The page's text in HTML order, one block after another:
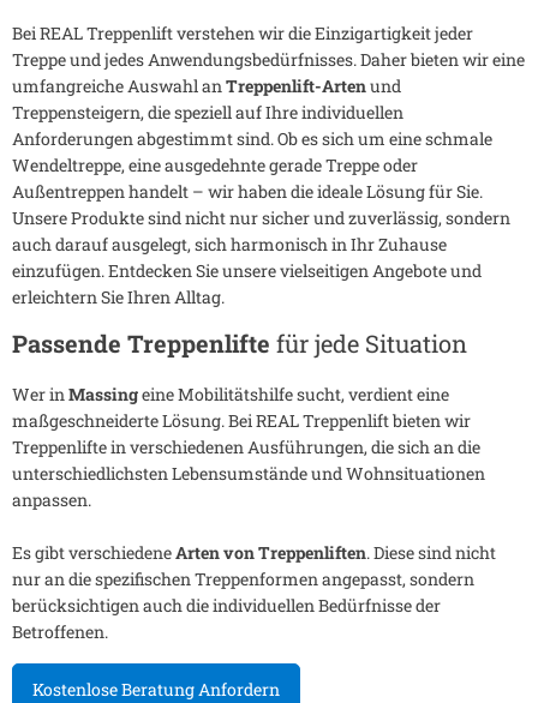
Bei REAL Treppenlift verstehen wir die Einzigartigkeit jeder
Treppe und jedes Anwendungsbedürfnisses. Daher bieten wir eine
umfangreiche Auswahl anTreppenlift-Artenund
Treppensteigern, die speziell auf Ihre individuellen
Anforderungen abgestimmt sind. Ob es sich um eine schmale
Wendeltreppe, eine ausgedehnte gerade Treppe oder
Außentreppen handelt – wir haben die ideale Lösung für Sie.
Unsere Produkte sind nicht nur sicher und zuverlässig, sondern
auch darauf ausgelegt, sich harmonisch in Ihr Zuhause
einzufügen. Entdecken Sie unsere vielseitigen Angebote und
erleichtern Sie Ihren Alltag.
Passende Treppenlifte für jede Situation
Wer inMassingeine Mobilitätshilfe sucht, verdient eine
maßgeschneiderte Lösung. Bei REAL Treppenlift bieten wir
Treppenlifte in verschiedenen Ausführungen, die sich an die
unterschiedlichsten Lebensumstände und Wohnsituationen
anpassen.
Es gibt verschiedeneArten von Treppenliften. Diese sind nicht
nur an die spezifischen Treppenformen angepasst, sondern
berücksichtigen auch die individuellen Bedürfnisse der
Betroffenen.
Kostenlose Beratung Anfordern